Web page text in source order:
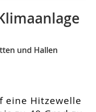
und Hallen
eine Hitzewelle